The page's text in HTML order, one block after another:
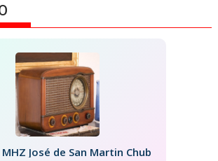
MHZ José de San Martin Chubut